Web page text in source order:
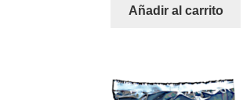
Añadir al carrito